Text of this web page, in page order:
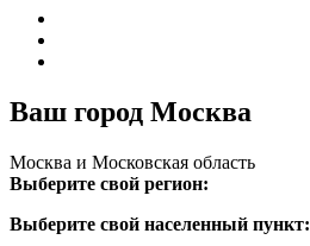
Ваш город Москва
Москва и Московская область
Выберите свой регион:
Выберите свой населенный пункт: